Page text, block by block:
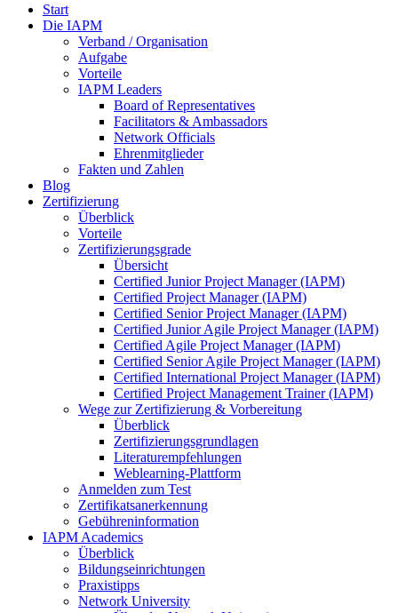
Start
Die IAPM
Verband / Organisation
Aufgabe
Vorteile
IAPM Leaders
Board of Representatives
Facilitators & Ambassadors
Network Officials
Ehrenmitglieder
Fakten und Zahlen
Blog
Zertifizierung
Überblick
Vorteile
Zertifizierungsgrade
Übersicht
Certified Junior Project Manager (IAPM)
Certified Project Manager (IAPM)
Certified Senior Project Manager (IAPM)
Certified Junior Agile Project Manager (IAPM)
Certified Agile Project Manager (IAPM)
Certified Senior Agile Project Manager (IAPM)
Certified International Project Manager (IAPM)
Certified Project Management Trainer (IAPM)
Wege zur Zertifizierung & Vorbereitung
Überblick
Zertifizierungsgrundlagen
Literaturempfehlungen
Weblearning-Plattform
Anmelden zum Test
Zertifikatsanerkennung
Gebühreninformation
IAPM Academics
Überblick
Bildungseinrichtungen
Praxistipps
Network University